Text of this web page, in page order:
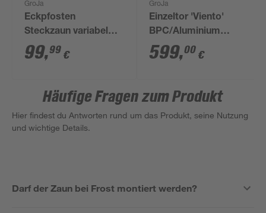
GroJa
Eckpfosten
Steckzaun variabel
Aluminium silbergrau
9 x 9 x 190 cm
99,99 €
GroJa
Einzeltor 'Viento'
BPC/Aluminium
Universal DIN
anthrazitgrau/silber
599,00 €
Häufige Fragen zum Produkt
Hier findest du Antworten rund um das Produkt, seine Nutzung
und wichtige Details.
Darf der Zaun bei Frost montiert werden?